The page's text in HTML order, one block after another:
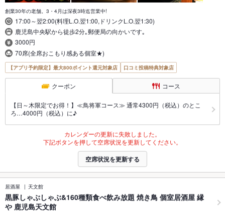
創業30年の老舗。3・4月は深夜3時迄営業中!
17:00～翌2:00(料理L.O.翌1:00,ドリンクL.O.翌1:30)
鹿児島中央駅から徒歩2分｡郵便局の向かいです｡
3000円
70席(全席おこもり感ある個室★)
【アプリ予約限定】最大800ポイント還元対象店 口コミ投稿特典対象店
クーポン コース
【日～木限定でお得！】≪鳥将軍コース≫ 通常4300円（税込）のとこ
ろ…4000円（税込）に♪
カレンダーの更新に失敗しました。
下記ボタンを押して空席状況を更新してください。
空席状況を更新する
居酒屋 天文館
黒豚しゃぶしゃぶ&160種類食べ飲み放題 焼き鳥 個室居酒屋 縁
や 鹿児島天文館